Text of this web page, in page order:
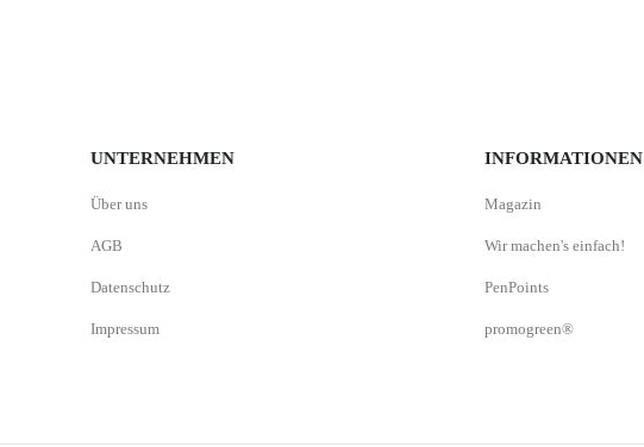
UNTERNEHMEN
Über uns
AGB
Datenschutz
Impressum
INFORMATIONEN
Magazin
Wir machen's einfach!
PenPoints
promogreen®